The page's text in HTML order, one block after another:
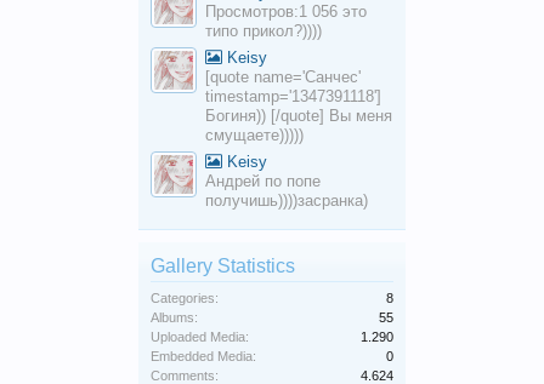
Просмотров:1 056 это
типо прикол?))))
Keisy
[quote name='Санчес'
timestamp='1347391118']
Богиня)) [/quote] Вы меня
смущаете)))))
Keisy
Андрей по попе
получишь))))засранка)
Gallery Statistics
Categories:
8
Albums:
55
Uploaded Media:
1.290
Embedded Media:
0
Comments:
4.624